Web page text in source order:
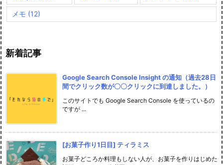
メモ (12)
新着記事
Google Search Console Insight の通知（過去28日
間でクリック数が〇〇クリックに到達しました。）
このサイトでも Google Search Console を使っているの
ですが ...
[お菓子作り1日目] ティラミス
お菓子どころか料理もしない人が、お菓子を作りはじめた